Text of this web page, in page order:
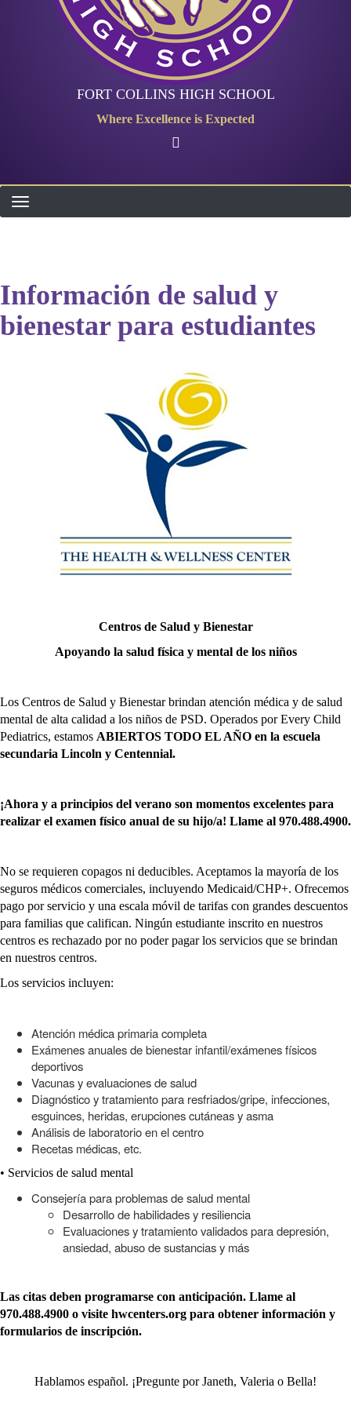
FORT COLLINS HIGH SCHOOL
Where Excellence is Expected
Información de salud y
bienestar para estudiantes
Centros de Salud y Bienestar
Apoyando la salud física y mental de los niños
Los Centros de Salud y Bienestar brindan atención médica y de salud
mental de alta calidad a los niños de PSD. Operados por Every Child
Pediatrics, estamos ABIERTOS TODO EL AÑO en la escuela
secundaria Lincoln y Centennial.
¡Ahora y a principios del verano son momentos excelentes para
realizar el examen físico anual de su hijo/a! Llame al 970.488.4900.
No se requieren copagos ni deducibles. Aceptamos la mayoría de los
seguros médicos comerciales, incluyendo Medicaid/CHP+. Ofrecemos
pago por servicio y una escala móvil de tarifas con grandes descuentos
para familias que califican. Ningún estudiante inscrito en nuestros
centros es rechazado por no poder pagar los servicios que se brindan
en nuestros centros.
Los servicios incluyen:
Atención médica primaria completa
Exámenes anuales de bienestar infantil/exámenes físicos
deportivos
Vacunas y evaluaciones de salud
Diagnóstico y tratamiento para resfriados/gripe, infecciones,
esguinces, heridas, erupciones cutáneas y asma
Análisis de laboratorio en el centro
Recetas médicas, etc.
• Servicios de salud mental
Consejería para problemas de salud mental
Desarrollo de habilidades y resiliencia
Evaluaciones y tratamiento validados para depresión,
ansiedad, abuso de sustancias y más
Las citas deben programarse con anticipación. Llame al
970.488.4900 o visite hwcenters.org para obtener información y
formularios de inscripción.
Hablamos español. ¡Pregunte por Janeth, Valeria o Bella!